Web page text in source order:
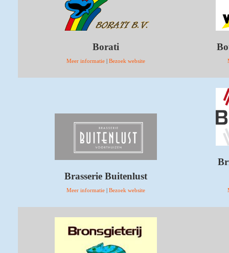
Borati
Meer informatie| Bezoek website
Brasserie Buitenlust
Meer informatie| Bezoek website